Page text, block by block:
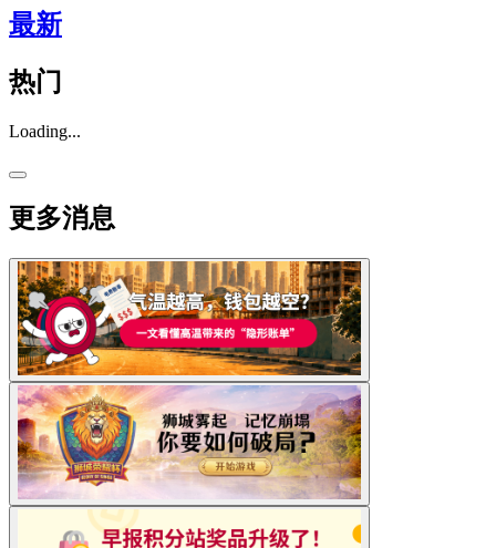
最新
热门
Loading...
更多消息